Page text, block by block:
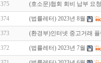
375 (호소문)협회 회비 납부 요
374 (법률레터) 2023년 8월
373 (환경부)인터넷 중고거래
372 (법률레터) 2023년 7월